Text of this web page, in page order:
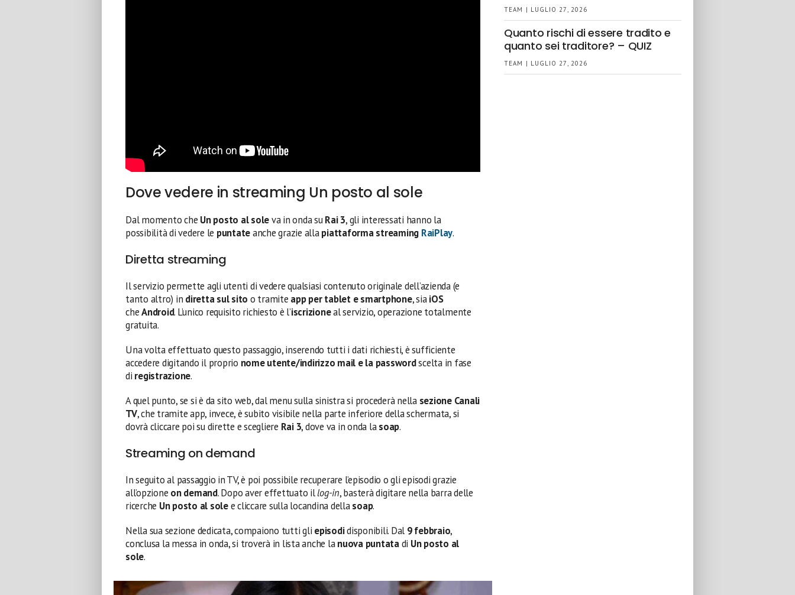
Dove vedere in streaming Un posto al sole
Dal momento che Un posto al soleva in onda suRai 3, gli interessati hanno la
possibilità di vedere le puntateanche grazie allapiattaforma streaming RaiPlay.
Diretta streaming
Il servizio permette agli utenti di vedere qualsiasi contenuto originale dell’azienda (e
tanto altro) in diretta sul sito o tramite app per tablet e smartphone, siaiOS
cheAndroid. L’unico requisito richiesto è l’iscrizioneal servizio, operazione totalmente
gratuita.
Una volta effettuato questo passaggio, inserendo tutti i dati richiesti, è sufficiente
accedere digitando il proprio nome utente/indirizzo mail e la passwordscelta in fase
di registrazione.
A quel punto, se si è da sito web, dal menu sulla sinistra si procederà nella sezione Canali
TV, che tramite app, invece, è subito visibile nella parte inferiore della schermata, si
dovrà cliccare poi su dirette e scegliere Rai 3, dove va in onda lasoap.
Streaming on demand
In seguito al passaggio in TV, è poi possibile recuperare l’episodio o gli episodi grazie
all’opzione on demand. Dopo aver effettuato illog-in, basterà digitare nella barra delle
ricerche Un posto al solee cliccare sulla locandina dellasoap.
Nella sua sezione dedicata, compaiono tutti gli episodidisponibili. Dal 9 febbraio,
conclusa la messa in onda, si troverà in lista anche lanuova puntatadi Un posto al
sole.
TEAM | LUGLIO 27, 2026
Quanto rischi di essere tradito e
quanto sei traditore? – QUIZ
TEAM | LUGLIO 27, 2026